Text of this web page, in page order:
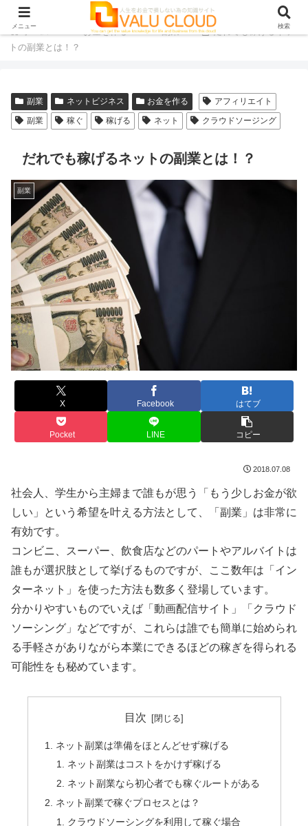
ホーム お金を作る 副業
だれでも稼げるネッ
トの副業とは！？
副業 ネットビジネス お金を作る
アフィリエイト
副業
稼ぐ 稼げる ネット クラウドソージング
だれでも稼げるネットの副業とは！？
副業
X Facebook はてブ
Pocket LINE コピー
2018.07.08
社会人、学生から主婦まで誰もが思う「もう少しお金が欲
しい」という希望を叶える方法として、「副業」は非常に
有効です。
コンビニ、スーパー、飲食店などのパートやアルバイトは
誰もが選択肢として挙げるものですが、ここ数年は「イン
ターネット」を使った方法も数多く登場しています。
分かりやすいものでいえば「動画配信サイト」「クラウド
ソーシング」などですが、これらは誰でも簡単に始められ
る手軽さがありながら本業にできるほどの稼ぎを得られる
可能性をも秘めています。
目次
ネット副業は準備をほとんどせず稼げる
ネット副業はコストをかけず稼げる
ネット副業なら初心者でも稼ぐルートがある
ネット副業で稼ぐプロセスとは？
クラウドソーシングを利用して稼ぐ場合
メニュー 検索